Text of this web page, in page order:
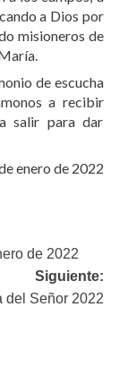
a Dios por
misioneros de
de escucha
a recibir
salir para dar
enero de 2022
de 2022
Siguiente:
del Señor 2022